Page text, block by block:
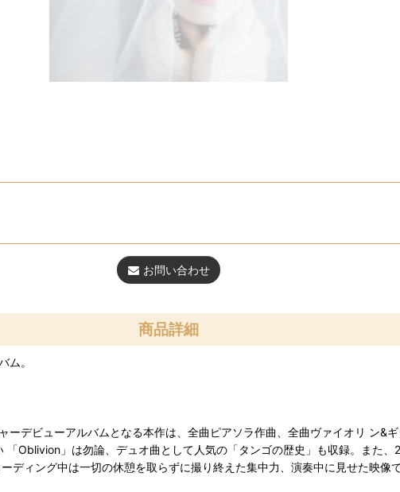
お問い合わせ
商品詳細
ム。
デビューアルバムとなる本作は、全曲ピアソラ作曲、全曲ヴァイオリ ン&
Oblivion」は勿論、デュオ曲として人気の「タンゴの歴史」も収録。また
ディング中は一切の休憩を取らずに撮り終えた集中力、演奏中に見せた映像